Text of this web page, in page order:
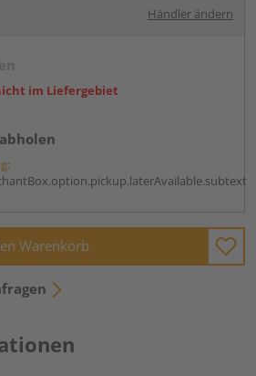
Händler ändern
im Liefergebiet
Warenkorb